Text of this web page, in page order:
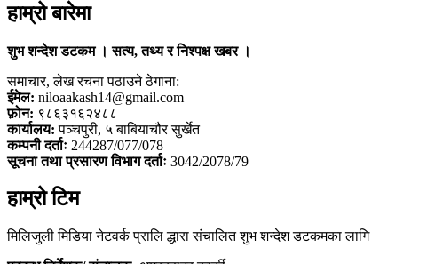
हाम्रो बारेमा
शुभ शन्देश डटकम । सत्य, तथ्य र निश्पक्ष खबर ।
समाचार, लेख रचना पठाउने ठेगाना:
ईमेल: niloaakash14@gmail.com
फ़ोन: ९८६३१६२४८८
कार्यालय: पञ्चपुरी, ५ बाबियाचौर सुर्खेत
कम्पनी दर्ताः 244287/077/078
सूचना तथा प्रसारण विभाग दर्ताः 3042/2078/79
हाम्रो टिम
मिलिजुली मिडिया नेटवर्क प्रालि द्धारा संचालित शुभ शन्देश डटकमका लागि